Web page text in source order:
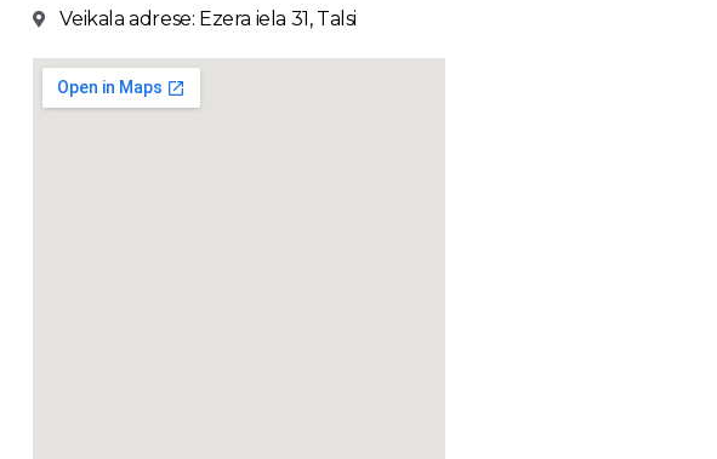
Veikala adrese: Ezera iela 31, Talsi